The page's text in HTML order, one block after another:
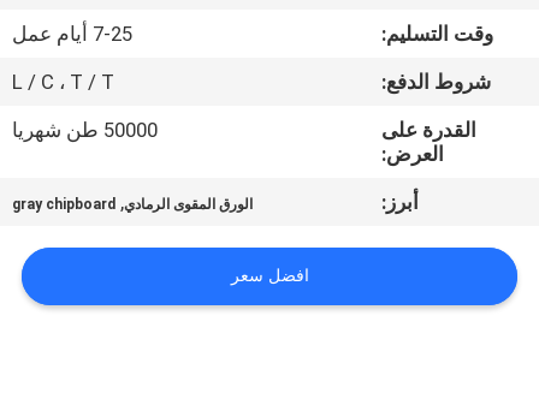
اتصل
خريطة
وقت التسليم:
7-25 أيام عمل
شروط الدفع:
L / C ، T / T
القدرة على
العرض:
50000 طن شهريا
أبرز: الورق المقوى الرمادي,
gray chipboard
افضل سعر